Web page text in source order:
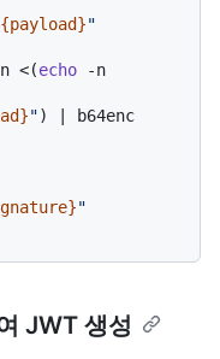
"
<(
echo
") | b64enc
"
JWT 생성